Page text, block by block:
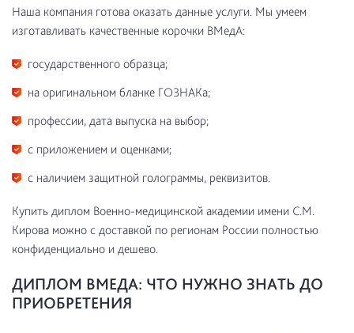
Наша компания готова оказать данные услуги. Мы умеем
изготавливать качественные корочки ВМедА:
государственного образца;
на оригинальном бланке ГОЗНАКа;
профессии, дата выпуска на выбор;
с приложением и оценками;
с наличием защитной голограммы, реквизитов.
Купить диплом Военно-медицинской академии имени С.М.
Кирова можно с доставкой по регионам России полностью
конфиденциально и дешево.
ДИПЛОМ ВМЕДА: ЧТО НУЖНО ЗНАТЬ ДО
ПРИОБРЕТЕНИЯ